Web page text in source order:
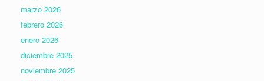
marzo 2026
febrero 2026
enero 2026
diciembre 2025
noviembre 2025